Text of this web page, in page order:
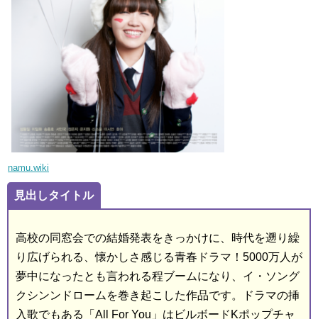
namu.wiki
見出しタイトル
高校の同窓会での結婚発表をきっかけに、時代を遡り繰
り広げられる、懐かしさ感じる青春ドラマ！5000万人が
夢中になったとも言われる程ブームになり、イ・ソング
クシンンドロームを巻き起こした作品です。ドラマの挿
入歌でもある「All For You」はビルボードKポップチャ